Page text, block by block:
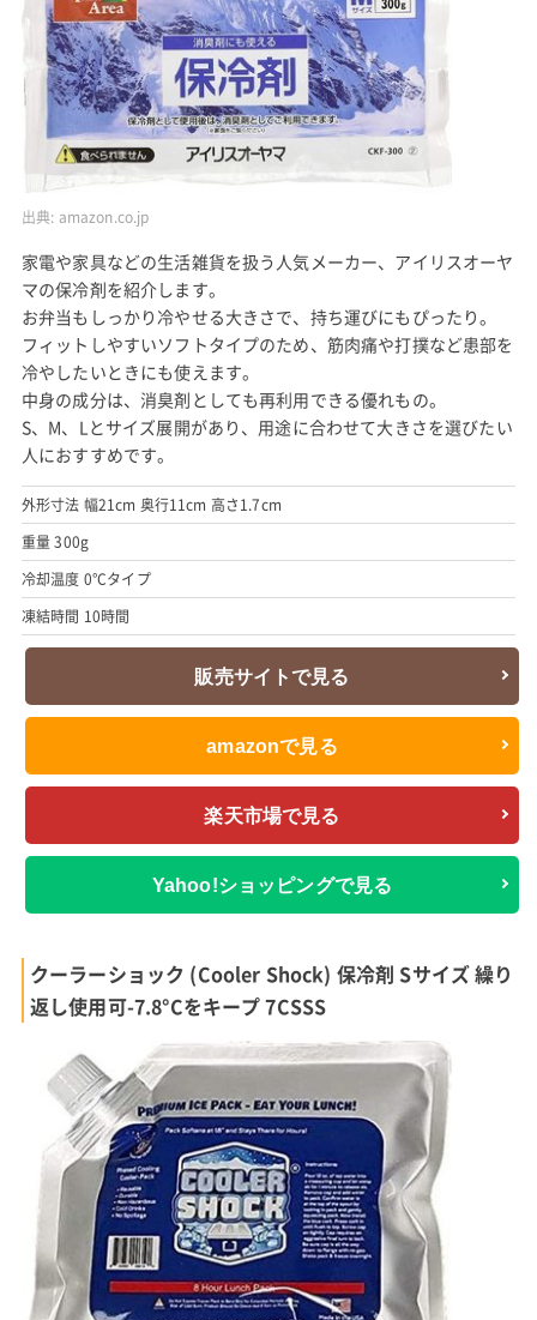
出典: amazon.co.jp
家電や家具などの生活雑貨を扱う人気メーカー、アイリスオーヤ
マの保冷剤を紹介します。
お弁当もしっかり冷やせる大きさで、持ち運びにもぴったり。
フィットしやすいソフトタイプのため、筋肉痛や打撲など患部を
冷やしたいときにも使えます。
中身の成分は、消臭剤としても再利用できる優れもの。
S、M、Lとサイズ展開があり、用途に合わせて大きさを選びたい
人におすすめです。
外形寸法 幅21cm 奥行11cm 高さ1.7cm
重量 300g
冷却温度 0°Cタイプ
凍結時間 10時間
販売サイトで見る
amazonで見る
楽天市場で見る
Yahoo!ショッピングで見る
クーラーショック (Cooler Shock) 保冷剤 Sサイズ 繰り
返し使用可-7.8°Cをキープ 7CSSS